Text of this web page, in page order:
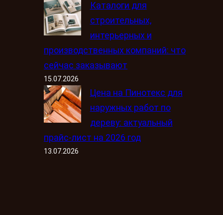
Каталоги для
строительных,
интерьерных и
производственных компаний: что
сейчас заказывают
15.07.2026
Цена на Пинотекс для
наружных работ по
дереву: актуальный
прайс-лист на 2026 год
13.07.2026